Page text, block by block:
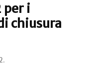
per i
chiusura
.